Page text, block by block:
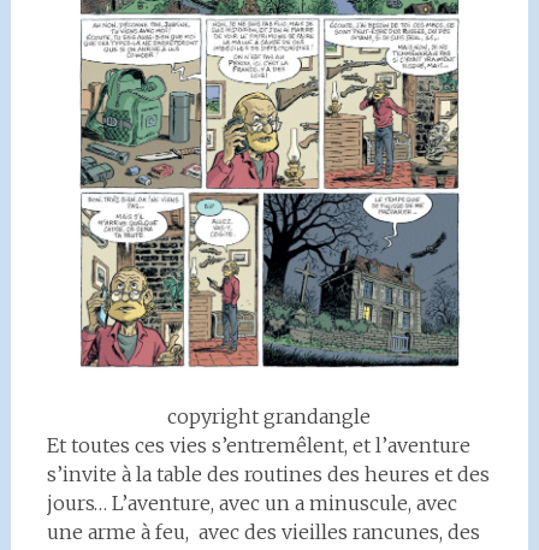
copyright grandangle
Et toutes ces vies s’entremêlent, et l’aventure
s’invite à la table des routines des heures et des
jours… L’aventure, avec un a minuscule, avec
une arme à feu, avec des vieilles rancunes, des